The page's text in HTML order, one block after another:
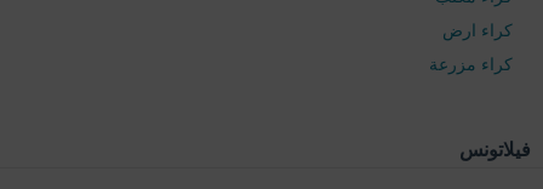
كراء ارض
كراء مزرعة
فيلاتونس